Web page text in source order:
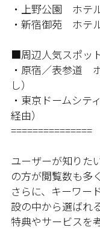
・上野公園 ホテ
・新宿御苑 ホテ
■周辺人気スポッ
・原宿／表参道
し）
・東京ドームシ
経由）
===============
ユーザーが知りた
の方が閲覧数も多
さらに、キーワー
設の中から選ばれ
特典やサービスを